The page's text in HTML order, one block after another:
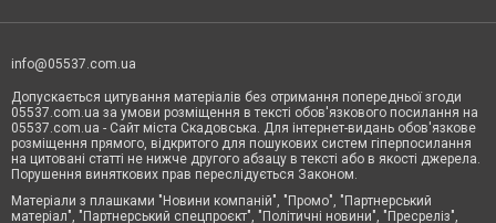
info@05537.com.ua
Допускається цитування матеріалів без отримання попередньої згоди
05537.com.ua за умови розміщення в тексті обов'язкового посилання на
05537.com.ua - Сайт міста Скадовська. Для інтернет-видань обов'язкове
розміщення прямого, відкритого для пошукових систем гіперпосилання
на цитовані статті не нижче другого абзацу в тексті або в якості джерела.
Порушення виняткових прав переслідується Законом.
Матеріали з плашками "Новини компаній", "Промо", "Партнерський
матеріал", "Партнерський спецпроєкт", "Політичні новини", "Пресреліз",